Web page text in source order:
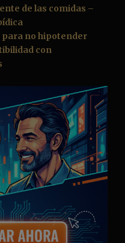
de las comidas –
para no hipotender
con